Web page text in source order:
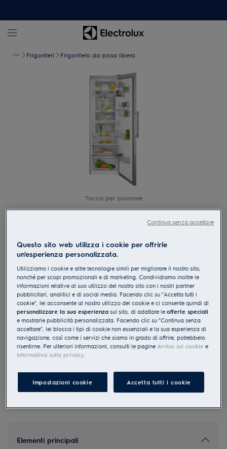
Frigoriferi Frigorifero da posa libera
Tocca per zoomare
Frigorifero libero 186 cm E
0 (0)
EU Product Fiche
CHF 1’870.00
Elementi principali
Questo sito web utilizza i cookie per offrirle
un'esperienza personalizzata.
Utilizziamo i cookie e altre tecnologie simili per migliorare il nostro sito,
nonché per scopi promozionali e di marketing. Condividiamo inoltre le
informazioni relative al suo utilizzo del nostro sito con i nostri partner
pubblicitari, analitici e di social media. Facendo clic su "Accetta tutti i
cookie", lei acconsente al nostro utilizzo dei cookie e ci consente quindi di
personalizzare la sua esperienza sul sito, di adattare leofferte speciali
e mostrarle pubblicità personalizzata. Facendo clic su "Continua senza
accettare", lei blocca i tipi di cookie non essenziali e la sua esperienza di
navigazione, così come i servizi che siamo in grado di offrire, potrebbero
risentirne. Per ulteriori informazioni, consulti le pagineAvviso sui cookie e
Informativa sulla privacy.
Impostazioni cookie Accetta tutti i cookie
Continua senza accettare